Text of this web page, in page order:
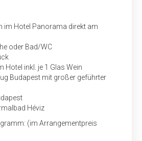
im Hotel Panorama direkt am
oder Bad/WC
Hotel inkl. je 1 Glas Wein
Budapest mit großer geführter
Héviz
(im Arrangementpreis